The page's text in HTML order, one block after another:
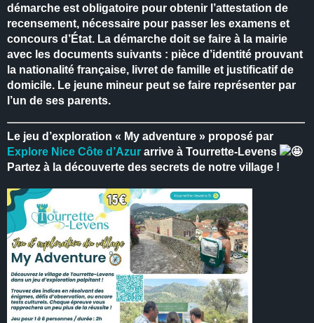
démarche est obligatoire pour obtenir l’attestation de
recensement, nécessaire pour passer les examens et
concours d’État. La démarche doit se faire à la mairie
avec les documents suivants : pièce d’identité prouvant
la nationalité française, livret de famille et justificatif de
domicile. Le jeune mineur peut se faire représenter par
l’un de ses parents.
Le jeu d’exploration « My adventure » proposé par
Explore Nice Côte d’Azur arrive à Tourrette-Levens
Partez à la découverte des secrets de notre village !